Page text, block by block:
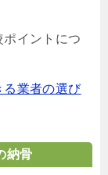
イントにつ
業者の選び
納骨